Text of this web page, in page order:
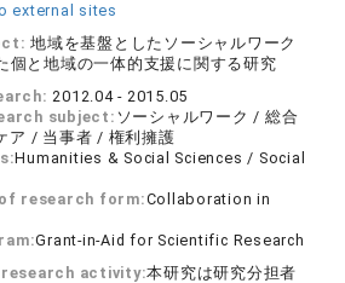
external sites
地域を基盤としたソーシャルワーク
個と地域の一体的支援に関する研究
2012.04 - 2015.05
subject: ソーシャルワーク / 総合
ア / 当事者 / 権利擁護
Humanities & Social Sciences / Social
research form:Collaboration in
Grant-in-Aid for Scientific Research
activity:本研究は研究分担者